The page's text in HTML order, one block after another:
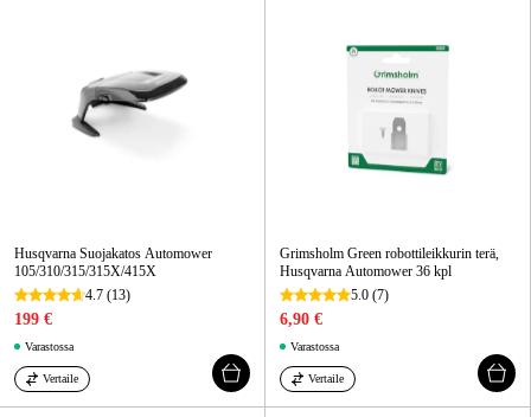
Husqvarna Suojakatos Automower
105/310/315/315X/415X
4.7 (13)
199 €
Varastossa
Vertaile
Grimsholm Green robottileikkurin terä,
Husqvarna Automower 36 kpl
5.0 (7)
6,90 €
Varastossa
Vertaile